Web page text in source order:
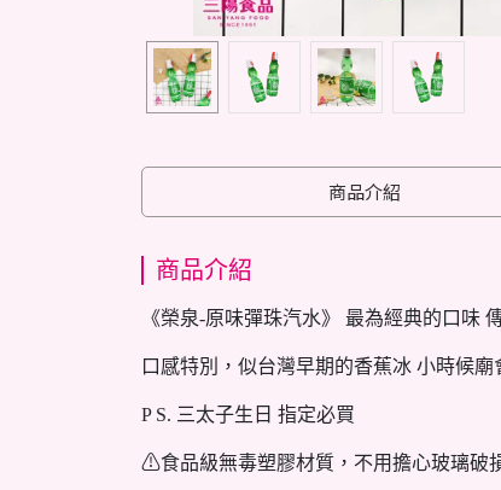
商品介紹
商品介紹
《榮泉-原味彈珠汽水》 最為經典的口味
口感特別，似台灣早期的香蕉冰 小時候
P S. 三太子生日 指定必買
⚠食品級無毒塑膠材質，不用擔心玻璃破